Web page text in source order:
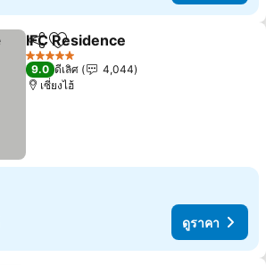
แชร์ เพิ่มในรายการโปรด
IFC Residence
5 ดาว
9.0 ดีเลิศ
4,044
เซี่ยงไฮ้
ดูราคา